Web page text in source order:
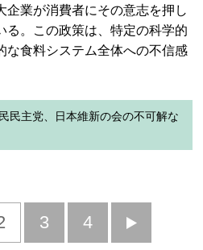
企業が消費者にその意志を押し
る。この政策は、特定の科学的
な食料システム全体への不信感
民主党、日本維新の会の不可解な
3 4